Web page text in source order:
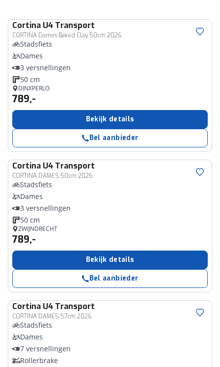
Cortina U4 Transport
CORTINA Dames Baked Clay 50cm 2026
Stadsfiets
Dames
3 versnellingen
50 cm
DINXPERLO
789,-
Bekijk details
Bel aanbieder
Cortina U4 Transport
CORTINA DAMES 50cm 2026
Stadsfiets
Dames
3 versnellingen
50 cm
ZWIJNDRECHT
789,-
Bekijk details
Bel aanbieder
Cortina U4 Transport
CORTINA DAMES 57cm 2026
Stadsfiets
Dames
7 versnellingen
Rollerbrake